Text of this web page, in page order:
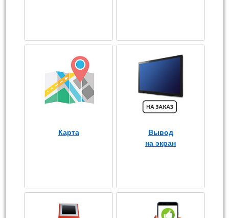
Карта
Вывод
на экран